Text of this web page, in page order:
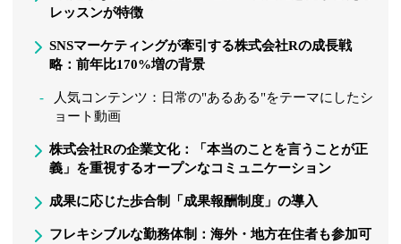
レッスンが特徴
SNSマーケティングが牽引する株式会社Rの成長戦
略：前年比170%増の背景
人気コンテンツ：日常の"あるある"をテーマにしたシ
ョート動画
株式会社Rの企業文化：「本当のことを言うことが正
義」を重視するオープンなコミュニケーション
成果に応じた歩合制「成果報酬制度」の導入
フレキシブルな勤務体制：海外・地方在住者も参加可